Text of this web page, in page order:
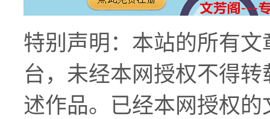
特别声明：本站的所有
台，未经本网授权不得
述作品。已经本网授权